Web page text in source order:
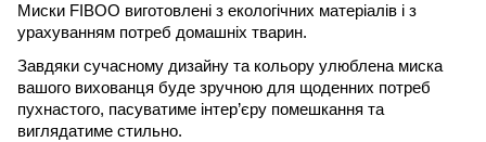
Миски FIBOO виготовлені з екологічних матеріалів і з
урахуванням потреб домашніх тварин.
Завдяки сучасному дизайну та кольору улюблена миска
вашого вихованця буде зручною для щоденних потреб
пухнастого, пасуватиме інтер’єру помешкання та
виглядатиме стильно.